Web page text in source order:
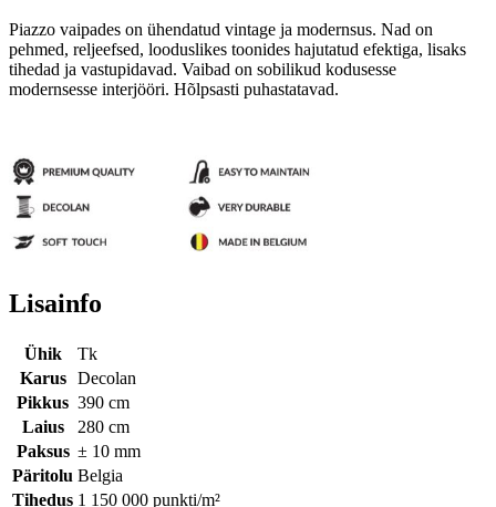
Piazzo vaipades on ühendatud vintage ja modernsus. Nad on
pehmed, reljeefsed, looduslikes toonides hajutatud efektiga, lisaks
tihedad ja vastupidavad. Vaibad on sobilikud kodusesse
modernsesse interjööri. Hõlpsasti puhastatavad.
Lisainfo
Ühik
Tk
Karus
Decolan
Pikkus 390 cm
Laius
280 cm
Paksus ± 10 mm
Päritolu Belgia
Tihedus 1 150 000 punkti/m²